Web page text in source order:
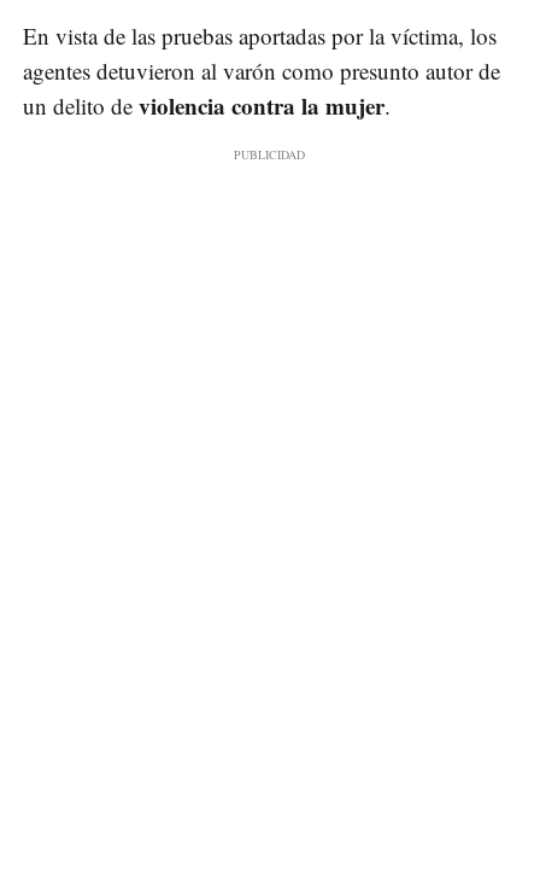
En vista de las pruebas aportadas por la víctima, los
agentes detuvieron al varón como presunto autor de
un delito de violencia contra la mujer.